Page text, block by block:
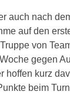
auch nach
auf den
von
gegen
hoffen kurz
beim